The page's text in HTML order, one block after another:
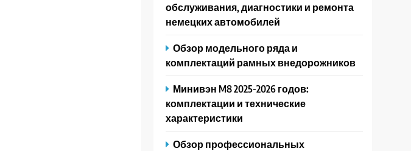
обслуживания, диагностики и ремонта
немецких автомобилей
Обзор модельного ряда и
комплектаций рамных внедорожников
Минивэн M8 2025-2026 годов:
комплектации и технические
характеристики
Обзор профессиональных